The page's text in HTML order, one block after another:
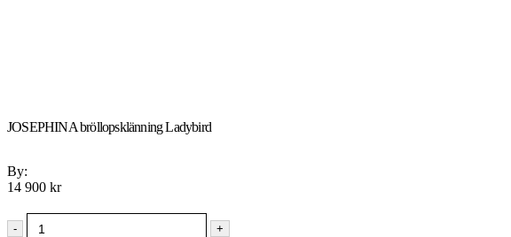
JOSEPHINA bröllopsklänning Ladybird
By:
14 900 kr
- +